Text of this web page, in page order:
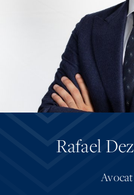
Rafael
Avocat